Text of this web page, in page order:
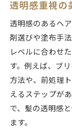
透明感重視の
透明感のあるヘ
剤選びや塗布手
レベルに合わせ
す。例えば、ブ
方法や、前処理
えるステップが
で、髪の透明感
ます。